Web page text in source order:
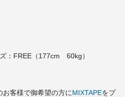
：FREE（177cm 60kg）
お客様で御希望の方にMIXTAPEをプ